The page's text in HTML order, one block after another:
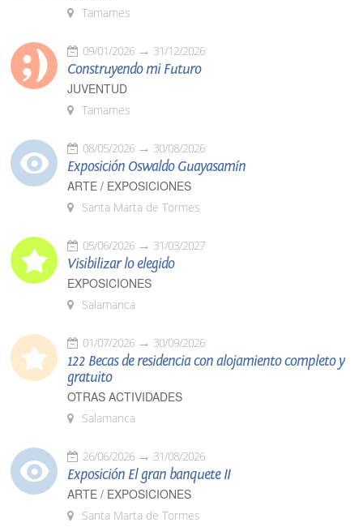
Tamames
09/01/2026 31/12/2026
Construyendo mi Futuro
JUVENTUD
Tamames
08/05/2026 30/08/2026
Exposición Oswaldo Guayasamín
ARTE / EXPOSICIONES
Santa Marta de Tormes
05/06/2026 31/03/2027
Visibilizar lo elegido
EXPOSICIONES
Salamanca
01/07/2026 30/09/2026
122 Becas de residencia con alojamiento completo y
gratuito
OTRAS ACTIVIDADES
Salamanca
26/06/2026 31/08/2026
Exposición El gran banquete II
ARTE / EXPOSICIONES
Santa Marta de Tormes